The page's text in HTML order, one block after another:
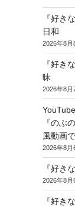
『好き
日和
2026年8月
『好き
昧
2026年8月
『のぶ
風動画
2026年8月
『好き
2026年8月
『好き